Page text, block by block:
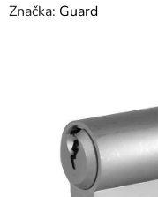
hodnocení
hvězdiček.
Značka: Guard